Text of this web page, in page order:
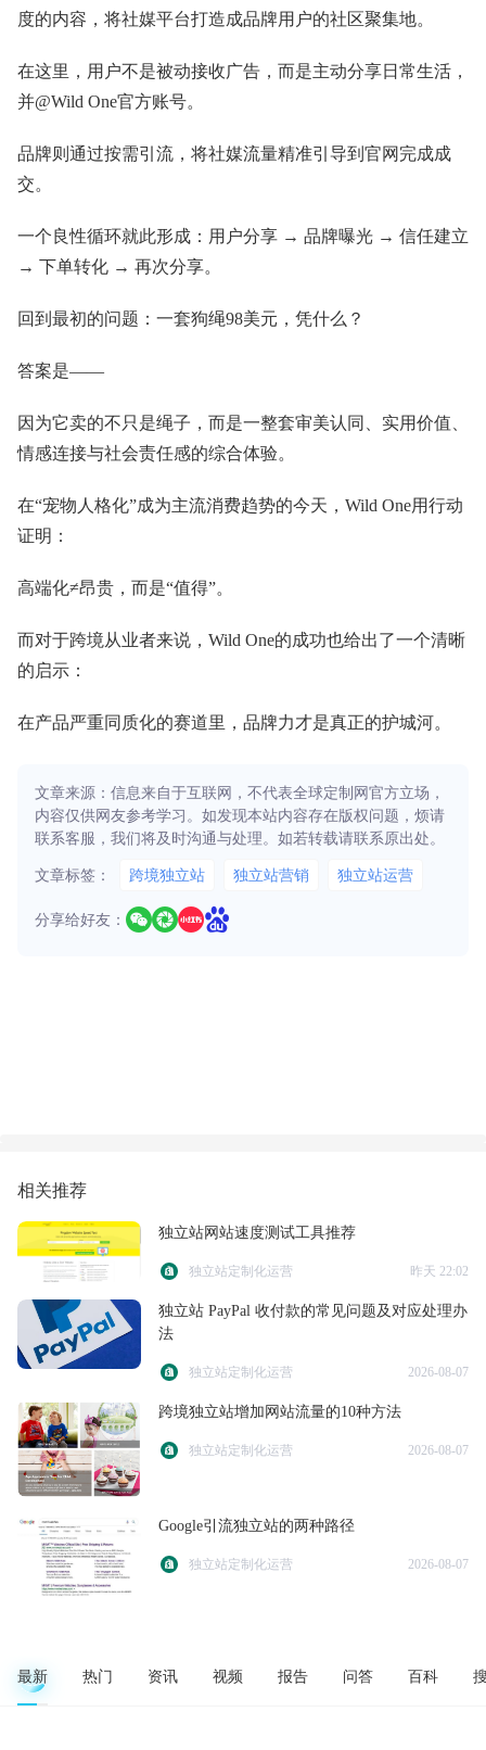
度的内容，将社媒平台打造成品牌用户的社区聚集地。
在这里，用户不是被动接收广告，而是主动分享日常生活，
并@Wild One官方账号。
品牌则通过按需引流，将社媒流量精准引导到官网完成成
交。
一个良性循环就此形成：用户分享 → 品牌曝光 → 信任建立
→ 下单转化 → 再次分享。
回到最初的问题：一套狗绳98美元，凭什么？
答案是——
因为它卖的不只是绳子，而是一整套审美认同、实用价值、
情感连接与社会责任感的综合体验。
在“宠物人格化”成为主流消费趋势的今天，Wild One用行动
证明：
高端化≠昂贵，而是“值得”。
而对于跨境从业者来说，Wild One的成功也给出了一个清晰
的启示：
在产品严重同质化的赛道里，品牌力才是真正的护城河。
文章来源：信息来自于互联网，不代表全球定制网官方立场，
内容仅供网友参考学习。如发现本站内容存在版权问题，烦请
联系客服，我们将及时沟通与处理。如若转载请联系原出处。
文章标签： 跨境独立站 独立站营销 独立站运营
分享给好友：
相关推荐
独立站网站速度测试工具推荐
独立站定制化运营 昨天 22:02
独立站 PayPal 收付款的常见问题及对应处理办
法
独立站定制化运营 2026-08-07
跨境独立站增加网站流量的10种方法
独立站定制化运营 2026-08-07
Google引流独立站的两种路径
独立站定制化运营 2026-08-07
最新 热门 资讯 视频 报告 问答 百科